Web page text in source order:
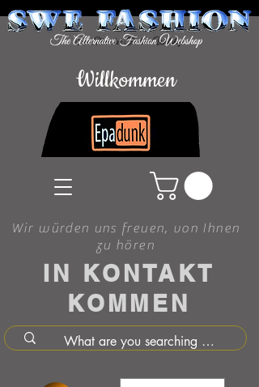
IN KONTAKT
KOMMEN
Wir würden uns freuen, von Ihnen
zu hören
Willkommen